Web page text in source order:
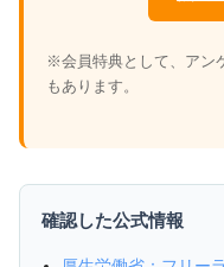
※会員特典として、アン
もあります。
確認した公式情報